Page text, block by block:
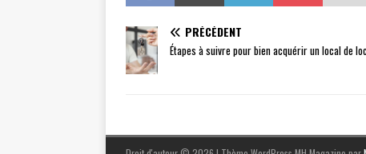
PRÉCÉDENT
Étapes à suivre pour bien acquérir un local de